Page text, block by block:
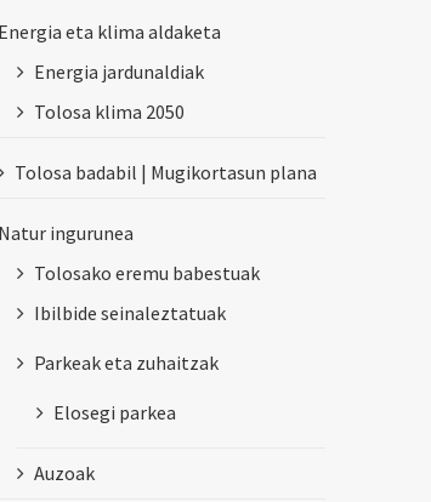
Energia eta klima aldaketa
Energia jardunaldiak
Tolosa klima 2050
Tolosa badabil | Mugikortasun plana
Natur ingurunea
Tolosako eremu babestuak
Ibilbide seinaleztatuak
Parkeak eta zuhaitzak
Elosegi parkea
Auzoak